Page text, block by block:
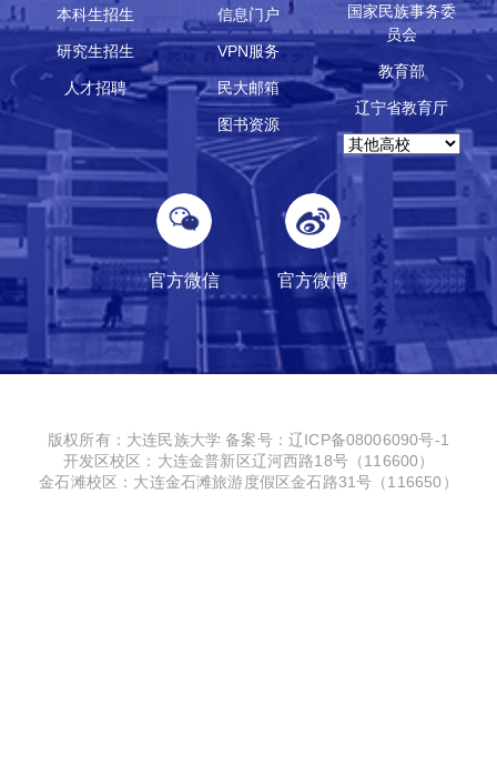
本科生招生
研究生招生
人才招聘
信息门户
VPN服务
民大邮箱
图书资源
国家民族事务委
员会
教育部
辽宁省教育厅
官方微信 官方微博
版权所有：大连民族大学备案号：辽ICP备08006090号-1
开发区校区：大连金普新区辽河西路18号（116600）
金石滩校区：大连金石滩旅游度假区金石路31号（116650）